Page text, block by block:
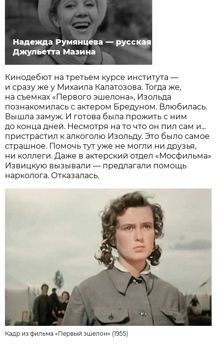
Надежда Румянцева — русская
Джульетта Мазина
Кинодебют на третьем курсе института —
и сразу же у Михаила Калатозова. Тогда же,
на съемках «Первого эшелона», Изольда
познакомилась с актером Бредуном. Влюбилась.
Вышла замуж. И готова была прожить с ним
до конца дней. Несмотря на то что он пил сам и...
пристрастил к алкоголю Изольду. Это было самое
страшное. Помочь тут уже не могли ни друзья,
ни коллеги. Даже в актерский отдел «Мосфильма»
Извицкую вызывали — предлагали помощь
нарколога. Отказалась.
Кадр из фильма«Первый эшелон» (1955)